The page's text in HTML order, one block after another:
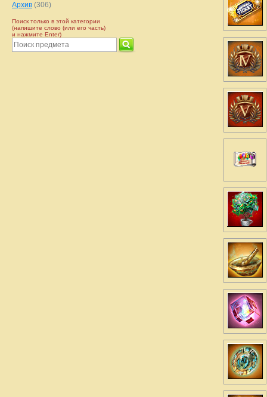
Архив (306)
Поиск только в этой категории
(напишите слово (или его часть)
и нажмите Enter)